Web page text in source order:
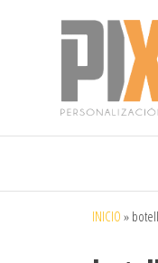
Pixelart
en móstoles
INICIO »